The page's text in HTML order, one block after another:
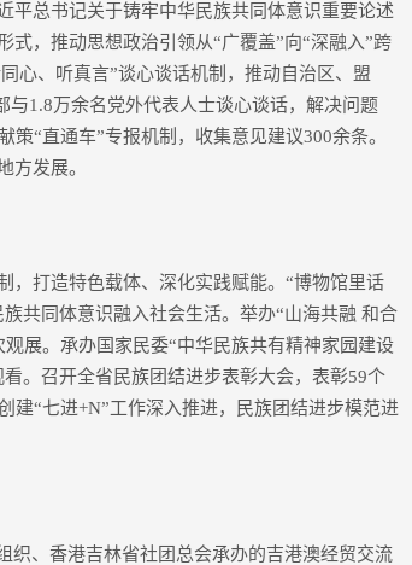
总书记关于铸牢中华民族共同体意识重要论述
，推动思想政治引领从“广覆盖”向“深融入”跨
心、听真言”谈心谈话机制，推动自治区、盟
1.8万余名党外代表人士谈心谈话，解决问题
“直通车”专报机制，收集意见建议300余条。
方发展。
打造特色载体、深化实践赋能。“博物馆里话
共同体意识融入社会生活。举办“山海共融 和合
展。承办国家民委“中华民族共有精神家园建设
。召开全省民族团结进步表彰大会，表彰59个
建“七进+N”工作深入推进，民族团结进步模范进
、香港吉林省社团总会承办的吉港澳经贸交流